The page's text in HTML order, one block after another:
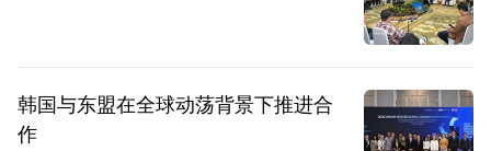
韩国与东盟在全球动荡背景下推进合
作